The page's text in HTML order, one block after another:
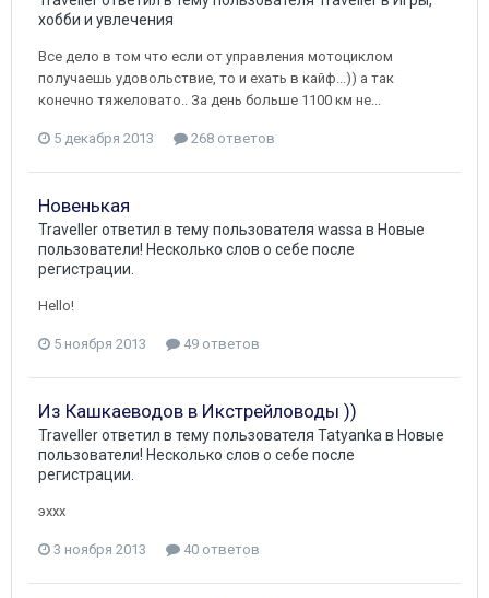
хобби и увлечения
Все дело в том что если от управления мотоциклом
получаешь удовольствие, то и ехать в кайф...)) а так
конечно тяжеловато.. За день больше 1100 км не...
5 декабря 2013 268 ответов
Новенькая
Travellerответил в тему пользователя wassa в Новые
пользователи! Несколько слов о себе после
регистрации.
Hello!
5 ноября 2013 49 ответов
Из Кашкаеводов в Икстрейловоды ))
Travellerответил в тему пользователя Tatyanka в Новые
пользователи! Несколько слов о себе после
регистрации.
эххх
3 ноября 2013 40 ответов